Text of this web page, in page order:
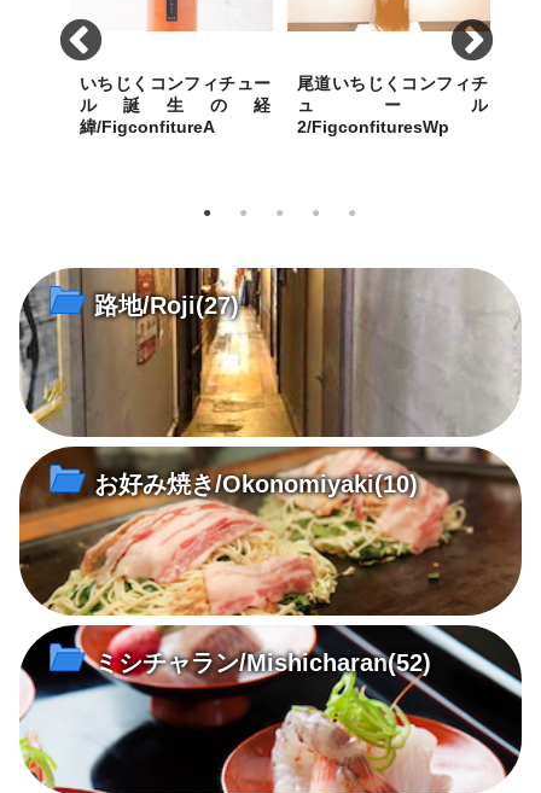
いちじくコンフィチュー
ル誕生の経
緯/FigconfitureA
尾道ブランドづくりで、発案
尾道いちじくコンフィチ
ュール
2/FigconfituresWp
心のこもった1本の手造りお
路地/Roji(27)
お好み焼き/Okonomiyaki(10)
ミシチャラン/Mishicharan(52)